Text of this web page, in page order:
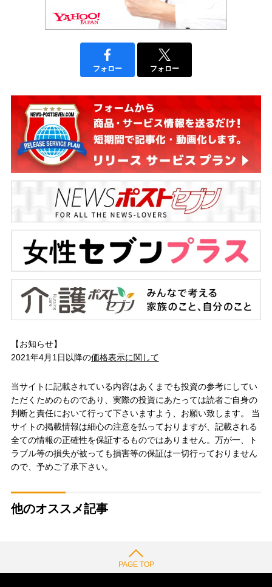
フォロー フォロー
【お知らせ】
2021年4月1日以降の価格表示に関して
当サイトに記載されている内容はあくまでも投資の参考にしてい
ただくためのものであり、実際の投資にあたっては読者ご自身の
判断と責任において行って下さいますよう、お願い致します。 当
サイトの掲載情報は細心の注意を払っておりますが、記載される
全ての情報の正確性を保証するものではありません。万が一、ト
ラブル等の損失が被っても損害等の保証は一切行っておりません
ので、予めご了承下さい。
他のオススメ記事
PAGE TOP